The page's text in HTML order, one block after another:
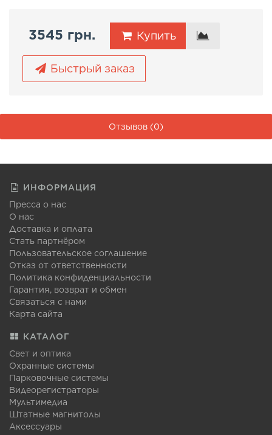
3545 грн. Купить
Быстрый заказ
Отзывов (0)
ИНФОРМАЦИЯ
Пресса о нас
О нас
Доставка и оплата
Стать партнёром
Пользовательское соглашение
Отказ от ответственности
Политика конфиденциальности
Гарантия, возврат и обмен
Связаться с нами
Карта сайта
КАТАЛОГ
Свет и оптика
Охранные системы
Парковочные системы
Видеорегистраторы
Мультимедиа
Штатные магнитолы
Аксессуары